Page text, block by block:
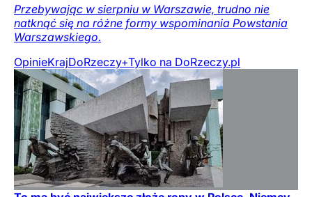
Przebywając w sierpniu w Warszawie, trudno nie
natknąć się na różne formy wspominania Powstania
Warszawskiego.
OpinieKrajDoRzeczy+Tylko na DoRzeczy.pl